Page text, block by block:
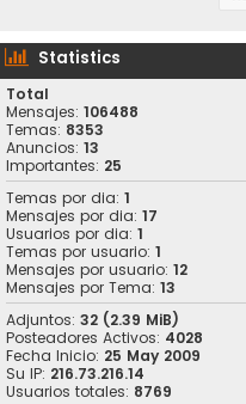
Statistics
Total
Mensajes: 106488
Temas: 8353
Anuncios: 13
Importantes: 25
Temas por dia: 1
Mensajes por dia: 17
Usuarios por dia: 1
Temas por usuario: 1
Mensajes por usuario: 12
Mensajes por Tema: 13
Adjuntos: 32 (2.39 MiB)
Posteadores Activos: 4028
Fecha Inicio: 25 May 2009
Su IP: 216.73.216.14
Usuarios totales: 8769